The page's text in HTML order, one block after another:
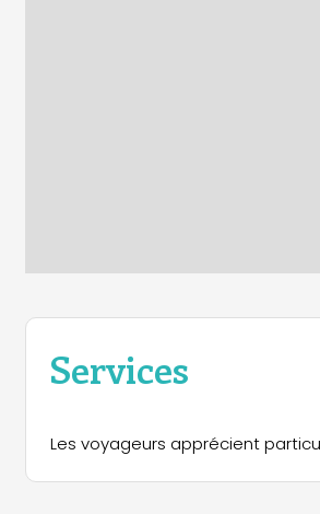
Services
Les voyageurs apprécient